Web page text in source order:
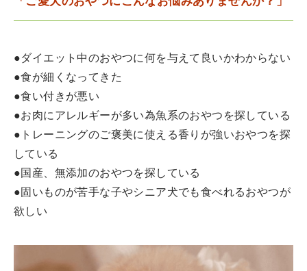
●ダイエット中のおやつに何を与えて良いかわからない
●食が細くなってきた
●食い付きが悪い
●お肉にアレルギーが多い為魚系のおやつを探している
●トレーニングのご褒美に使える香りが強いおやつを探
している
●国産、無添加のおやつを探している
●固いものが苦手な子やシニア犬でも食べれるおやつが
欲しい